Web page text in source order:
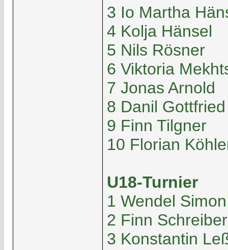
3 Io Martha
4 Kolja Hänsel
5 Nils Rösner
6 Viktoria
7 Jonas Arnold
8 Danil Gottfried
9 Finn Tilgner
10 Florian
U18-Turnier
1 Wendel Simon
2 Finn Schreiber
3 Konstantin